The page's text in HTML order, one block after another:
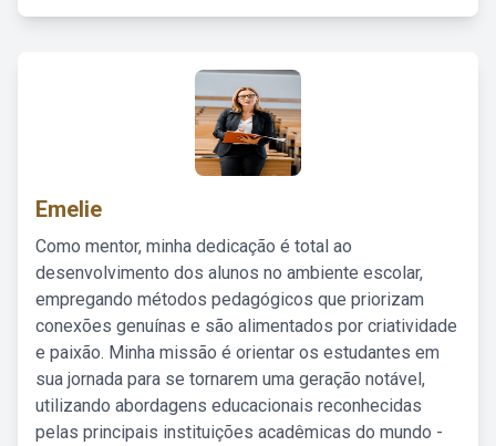
Emelie
Como mentor, minha dedicação é total ao
desenvolvimento dos alunos no ambiente escolar,
empregando métodos pedagógicos que priorizam
conexões genuínas e são alimentados por criatividade
e paixão. Minha missão é orientar os estudantes em
sua jornada para se tornarem uma geração notável,
utilizando abordagens educacionais reconhecidas
pelas principais instituições acadêmicas do mundo -